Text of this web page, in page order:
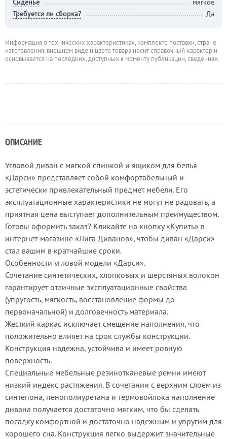
ОПИСАНИЕ
Угловой диван с мягкой спинкой и ящиком для белья
«Дарси» представляет собой комфортабельный и
эстетически привлекательный предмет мебели. Его
эксплуатационные характеристики не могут не радовать, а
приятная цена выступает дополнительным преимуществом.
Готовы оформить заказ? Кликайте на кнопку «Купить» в
интернет-магазине «Лига Диванов», чтобы диван «Дарси»
стал вашим в кратчайшие сроки.
Особенности угловой модели «Дарси».
Сочетание синтетических, хлопковых и шерстяных волокон
гарантирует отличные эксплуатационные свойства
(упругость, мягкость, восстановление формы до
первоначальной) и долговечность материала.
Жесткий каркас исключает смещение наполнения, что
положительно влияет на срок службы конструкции.
Конструкция надежна, устойчива и имеет ровную
поверхность.
Специальные мебельные резинотканевые ремни имеют
низкий индекс растяжения. В сочетании с верхним слоем из
синтепона, пенополиуретана и термовойлока наполнение
дивана получается достаточно мягким, что бы сделать
посадку комфортной и достаточно надежным и упругим для
хорошего сна. Конструкция легко выдержит значительные
Сиденье
мягкое
Требуется ли сборка?
Да
Информация о технических характеристиках, комплекте поставки, стране
изготовления, внешнем виде и цвете товара носит справочный характер и
основывается на последних, доступных к моменту публикации, сведениях.